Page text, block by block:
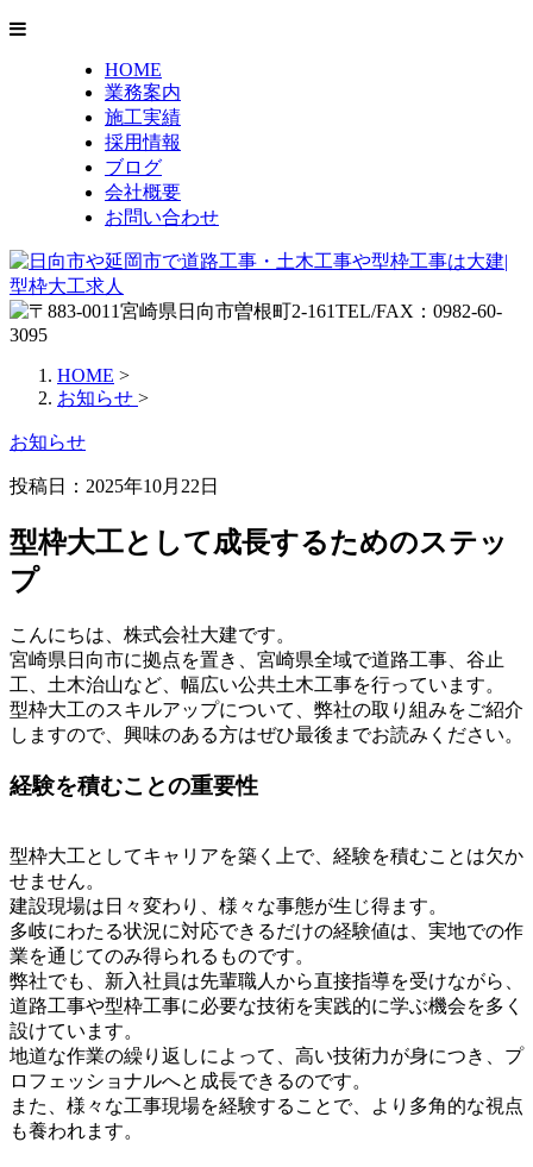
HOME
業務案内
施工実績
採用情報
ブログ
会社概要
お問い合わせ
HOME >
お知らせ >
お知らせ
投稿日：2025年10月22日
型枠大工として成長するためのステッ
プ
こんにちは、株式会社大建です。
宮崎県日向市に拠点を置き、宮崎県全域で道路工事、谷止
工、土木治山など、幅広い公共土木工事を行っています。
型枠大工のスキルアップについて、弊社の取り組みをご紹介
しますので、興味のある方はぜひ最後までお読みください。
経験を積むことの重要性
型枠大工としてキャリアを築く上で、経験を積むことは欠か
せません。
建設現場は日々変わり、様々な事態が生じ得ます。
多岐にわたる状況に対応できるだけの経験値は、実地での作
業を通じてのみ得られるものです。
弊社でも、新入社員は先輩職人から直接指導を受けながら、
道路工事や型枠工事に必要な技術を実践的に学ぶ機会を多く
設けています。
地道な作業の繰り返しによって、高い技術力が身につき、プ
ロフェッショナルへと成長できるのです。
また、様々な工事現場を経験することで、より多角的な視点
も養われます。